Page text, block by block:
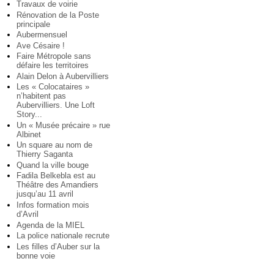
Travaux de voirie
Rénovation de la Poste
principale
Aubermensuel
Ave Césaire !
Faire Métropole sans
défaire les territoires
Alain Delon à Aubervilliers
Les « Colocataires »
n’habitent pas
Aubervilliers. Une Loft
Story...
Un « Musée précaire » rue
Albinet
Un square au nom de
Thierry Saganta
Quand la ville bouge
Fadila Belkebla est au
Théâtre des Amandiers
jusqu’au 11 avril
Infos formation mois
d’Avril
Agenda de la MIEL
La police nationale recrute
Les filles d’Auber sur la
bonne voie